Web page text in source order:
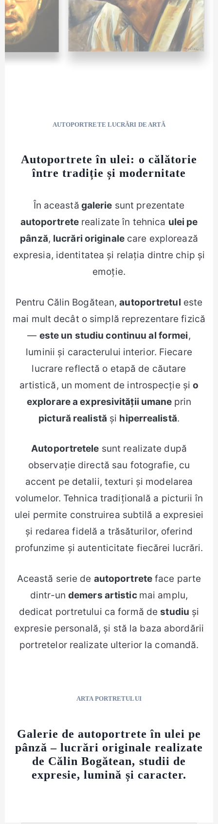
AUTOPORTRETE LUCRĂRI DE ARTĂ
Autoportrete în ulei: o călătorie
între tradiție și modernitate
În această galerie sunt prezentate
autoportreterealizate în tehnica ulei pe
pânză, lucrări originalecare explorează
expresia, identitatea și relația dintre chip și
emoție.
Pentru Călin Bogătean,autoportretul este
mai mult decât o simplă reprezentare fizică
— este un studiu continuu al formei,
luminii și caracterului interior. Fiecare
lucrare reflectă o etapă de căutare
artistică, un moment de introspecție șio
explorare a expresivității umane prin
pictură realistă și hiperrealistă.
Autoportretele sunt realizate după
observație directă sau fotografie, cu
accent pe detalii, texturi și modelarea
volumelor. Tehnica tradițională a picturii în
ulei permite construirea subtilă a expresiei
și redarea fidelă a trăsăturilor, oferind
profunzime și autenticitate fiecărei lucrări.
Această serie de autoportreteface parte
dintr-undemers artistic mai amplu,
dedicat portretului ca formă destudiu și
expresie personală, și stă la baza abordării
portretelor realizate ulterior la comandă.
ARTA PORTRETULUI
Galerie de autoportrete în ulei pe
pânză – lucrări originale realizate
de Călin Bogătean, studii de
expresie, lumină și caracter.